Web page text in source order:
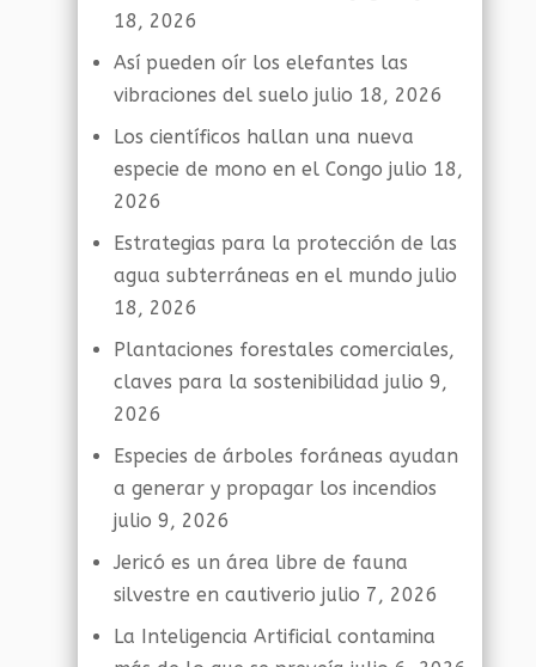
18, 2026
Así pueden oír los elefantes las
vibraciones del suelo julio 18, 2026
Los científicos hallan una nueva
especie de mono en el Congo julio 18,
2026
Estrategias para la protección de las
agua subterráneas en el mundo julio
18, 2026
Plantaciones forestales comerciales,
claves para la sostenibilidad julio 9,
2026
Especies de árboles foráneas ayudan
a generar y propagar los incendios
julio 9, 2026
Jericó es un área libre de fauna
silvestre en cautiverio julio 7, 2026
La Inteligencia Artificial contamina